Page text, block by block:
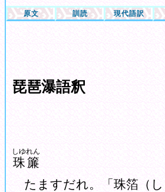
琵琶瀑語釈
珠簾
しゆれん
たますだれ。「珠箔（し
原文 訓読 現代語訳